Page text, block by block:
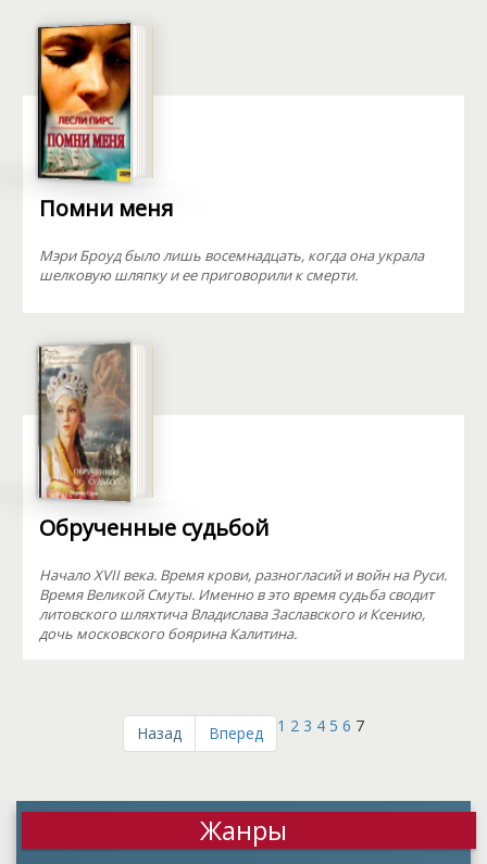
Помни меня
Мэри Броуд было лишь восемнадцать, когда она украла
шелковую шляпку и ее приговорили к смерти.
Обрученные судьбой
Начало XVII века. Время крови, разногласий и войн на Руси.
Время Великой Смуты. Именно в это время судьба сводит
литовского шляхтича Владислава Заславского и Ксению,
дочь московского боярина Калитина.
Назад 1 2 3 4 5 6 7
Вперед
Жанры